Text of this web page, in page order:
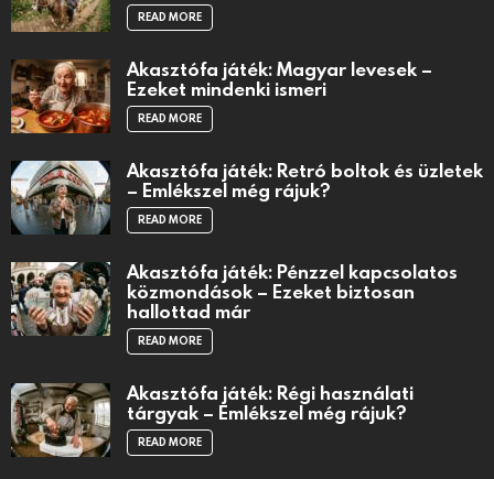
READ MORE
Akasztófa játék: Magyar levesek –
Ezeket mindenki ismeri
READ MORE
Akasztófa játék: Retró boltok és üzletek
– Emlékszel még rájuk?
READ MORE
Akasztófa játék: Pénzzel kapcsolatos
közmondások – Ezeket biztosan
hallottad már
READ MORE
Akasztófa játék: Régi használati
tárgyak – Emlékszel még rájuk?
READ MORE